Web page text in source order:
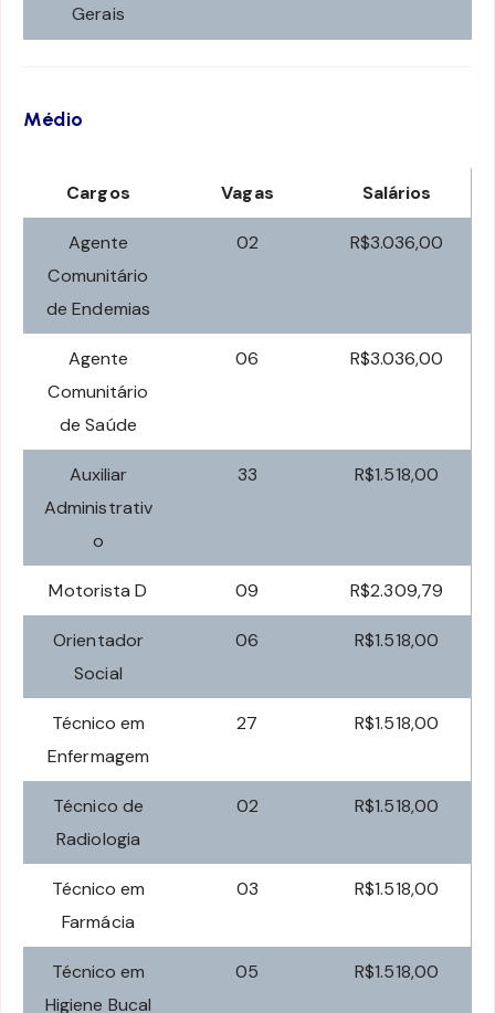
Gerais
Médio
Cargos Vagas Salários
Agente
Comunitário
de Endemias
02 R$3.036,00
Agente
Comunitário
de Saúde
06 R$3.036,00
Auxiliar
Administrativ
o
33 R$1.518,00
Motorista D 09 R$2.309,79
Orientador
Social
06 R$1.518,00
Técnico em
Enfermagem
27 R$1.518,00
Técnico de
Radiologia
02 R$1.518,00
Técnico em
Farmácia
03 R$1.518,00
Técnico em
Higiene Bucal
05 R$1.518,00